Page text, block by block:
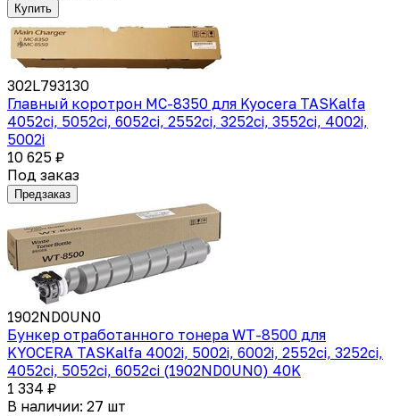
Купить
302L793130
Главный коротрон MC-8350 для Kyocera TASKalfa
4052ci, 5052ci, 6052ci, 2552ci, 3252ci, 3552ci, 4002i,
5002i
10 625 ₽
Под заказ
Предзаказ
1902ND0UN0
Бункер отработанного тонера WT-8500 для
KYOCERA TASKalfa 4002i, 5002i, 6002i, 2552ci, 3252ci,
4052ci, 5052ci, 6052ci (1902ND0UN0) 40K
1 334 ₽
В наличии: 27 шт